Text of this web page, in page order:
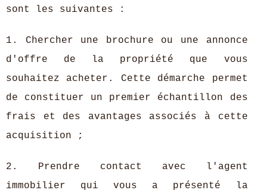
sont les suivantes :
1. Chercher une brochure ou une annonce
d'offre de la propriété que vous
souhaitez acheter. Cette démarche permet
de constituer un premier échantillon des
frais et des avantages associés à cette
acquisition ;
2. Prendre contact avec l'agent
immobilier qui vous a présenté la